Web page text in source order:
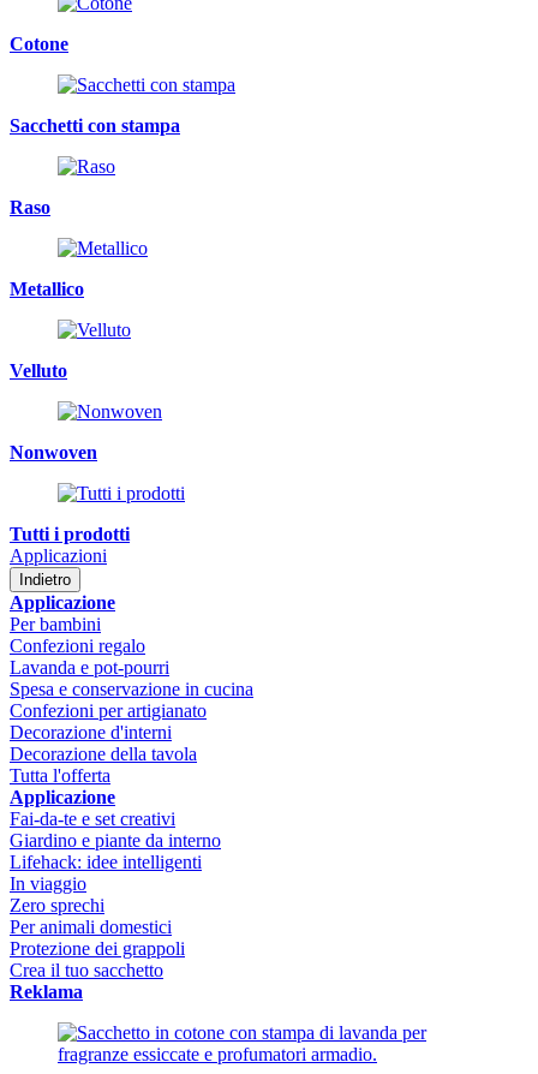
Cotone
Sacchetti con stampa
Raso
Metallico
Velluto
Nonwoven
Tutti i prodotti
Applicazioni
Indietro
Applicazione
Per bambini
Confezioni regalo
Lavanda e pot-pourri
Spesa e conservazione in cucina
Confezioni per artigianato
Decorazione d'interni
Decorazione della tavola
Tutta l'offerta
Applicazione
Fai-da-te e set creativi
Giardino e piante da interno
Lifehack: idee intelligenti
In viaggio
Zero sprechi
Per animali domestici
Protezione dei grappoli
Crea il tuo sacchetto
Reklama